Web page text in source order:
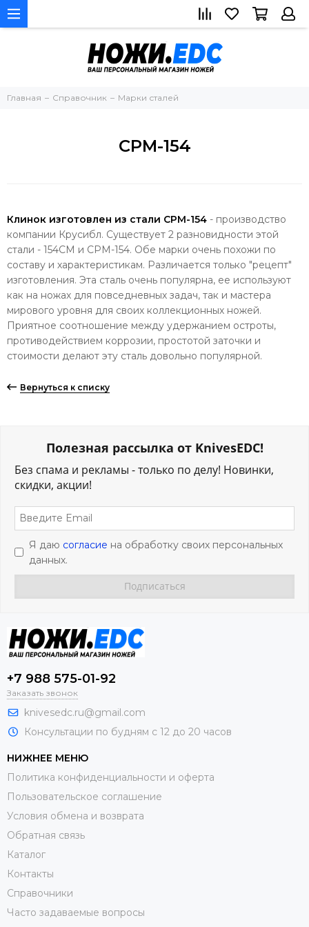
Главная Справочник Марки сталей
CPM-154
Клинок изготовлен из стали CPM-154 - производство
компании Крусибл. Существует 2 разновидности этой
стали - 154CM и CPM-154. Обе марки очень похожи по
составу и характеристикам. Различается только "рецепт"
изготовления. Эта сталь очень популярна, ее используют
как на ножах для повседневных задач, так и мастера
мирового уровня для своих коллекционных ножей.
Приятное соотношение между удержанием остроты,
противодействием коррозии, простотой заточки и
стоимости делают эту сталь довольно популярной.
Вернуться к списку
Полезная рассылка от KnivesEDC!
Без спама и рекламы - только по делу! Новинки,
скидки, акции!
Я даю согласие на обработку своих персональных
данных.
+7 988 575-01-92
Заказать звонок
knivesedc.ru@gmail.com
Консультации по будням с 12 до 20 часов
НИЖНЕЕ МЕНЮ
Политика конфиденциальности и оферта
Пользовательское соглашение
Условия обмена и возврата
Обратная связь
Каталог
Контакты
Справочники
Часто задаваемые вопросы